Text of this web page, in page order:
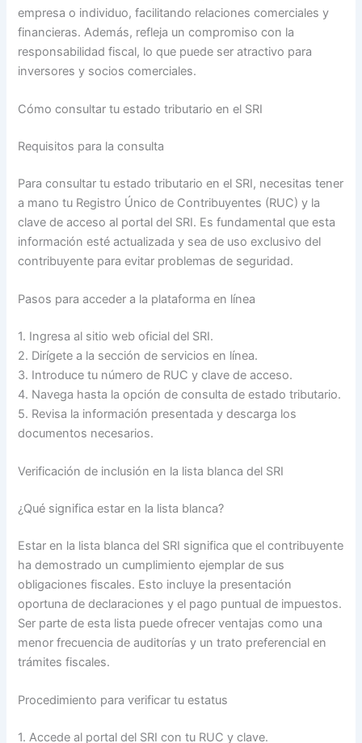
empresa o individuo, facilitando relaciones comerciales y
financieras. Además, refleja un compromiso con la
responsabilidad fiscal, lo que puede ser atractivo para
inversores y socios comerciales.
Cómo consultar tu estado tributario en el SRI
Requisitos para la consulta
Para consultar tu estado tributario en el SRI, necesitas tener
a mano tu Registro Único de Contribuyentes (RUC) y la
clave de acceso al portal del SRI. Es fundamental que esta
información esté actualizada y sea de uso exclusivo del
contribuyente para evitar problemas de seguridad.
Pasos para acceder a la plataforma en línea
1. Ingresa al sitio web oficial del SRI.
2. Dirígete a la sección de servicios en línea.
3. Introduce tu número de RUC y clave de acceso.
4. Navega hasta la opción de consulta de estado tributario.
5. Revisa la información presentada y descarga los
documentos necesarios.
Verificación de inclusión en la lista blanca del SRI
¿Qué significa estar en la lista blanca?
Estar en la lista blanca del SRI significa que el contribuyente
ha demostrado un cumplimiento ejemplar de sus
obligaciones fiscales. Esto incluye la presentación
oportuna de declaraciones y el pago puntual de impuestos.
Ser parte de esta lista puede ofrecer ventajas como una
menor frecuencia de auditorías y un trato preferencial en
trámites fiscales.
Procedimiento para verificar tu estatus
1. Accede al portal del SRI con tu RUC y clave.